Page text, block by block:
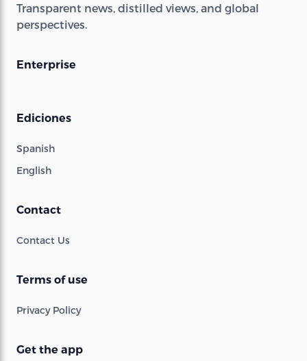
Transparent news, distilled views, and global
perspectives.
Enterprise
Ediciones
Spanish
English
Contact
Contact Us
Terms of use
Privacy Policy
Get the app